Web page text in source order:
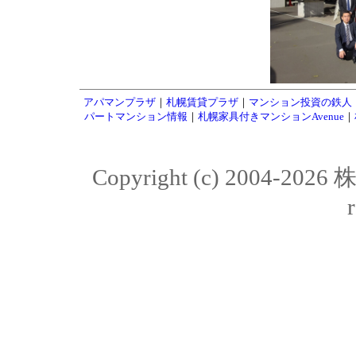
アパマンプラザ ｜ 札幌賃貸プラザ ｜ マンション投資の鉄人
パートマンション情報 ｜ 札幌家具付きマンションAvenue｜
Copyright (c) 2004-2026